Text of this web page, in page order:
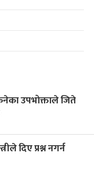
उपभोक्ताले जिते
दिए प्रश्न नगर्न